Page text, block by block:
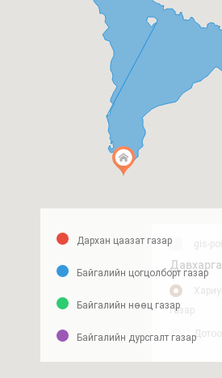
Дархан цаазат газар
Байгалийн цогцолборт газар
Байгалийн нөөц газар
Байгалийн дурсгалт газар
gis-
Давхарга
газар